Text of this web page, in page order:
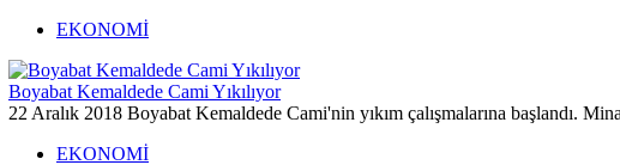
EKONOMİ
Boyabat Kemaldede Cami Yıkılıyor
22 Aralık 2018 Boyabat Kemaldede Cami'nin yıkım çalışmalarına başlandı.
EKONOMİ